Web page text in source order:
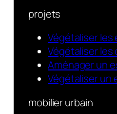
projets
Végétaliser les
Végétaliser les
Aménager un
Végétaliser un
mobilier urbain